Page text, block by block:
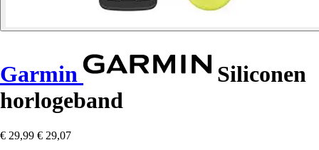
Garmin
Siliconen
horlogeband
€ 29,99 € 29,07